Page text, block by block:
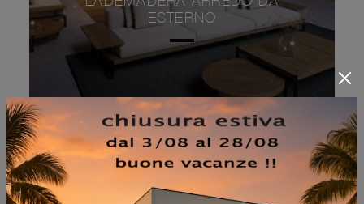
ESTERNO